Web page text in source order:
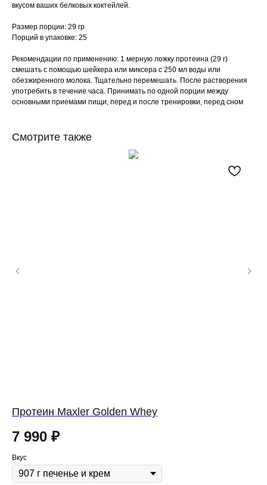
вкусом ваших белковых коктейлей.
Размер порции: 29 гр
Порций в упаковке: 25
Рекомендации по применению: 1 мерную ложку протеина (29 г)
смешать с помощью шейкера или миксера с 250 мл воды или
обезжиренного молока. Тщательно перемешать. После растворения
употребить в течение часа. Принимать по одной порции между
основными приемами пищи, перед и после тренировки, перед сном
Смотрите также
Протеин Maxler Golden Whey
7 990 ₽
Вкус